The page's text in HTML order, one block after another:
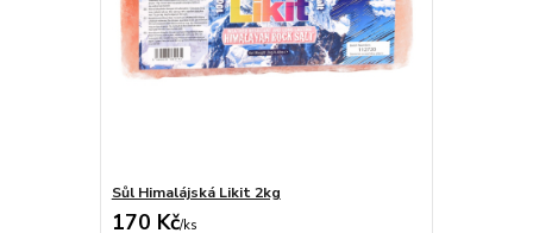
Sůl Himalájská Likit 2kg
170 Kč/ks